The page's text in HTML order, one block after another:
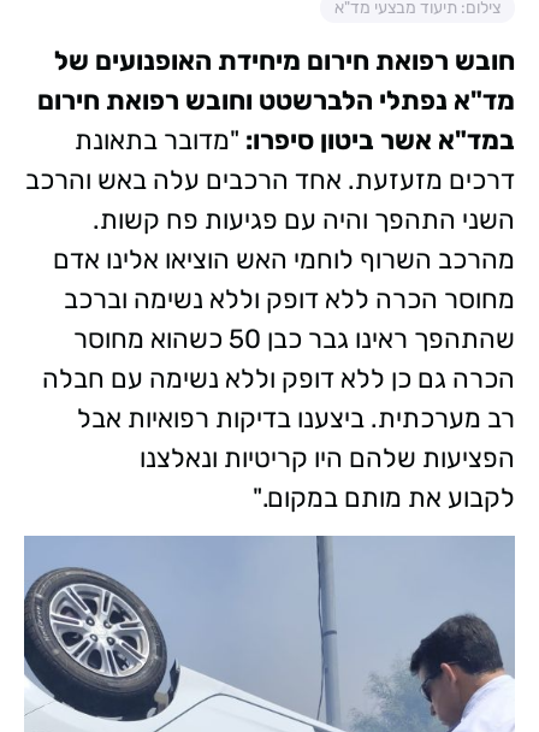
צילום: תיעוד מבצעי מד"א
חובש רפואת חירום מיחידת האופנועים של
מד"א נפתלי הלברשטט וחובש רפואת חירום
במד"א אשר ביטון סיפרו: "מדובר בתאונת
דרכים מזעזעת. אחד הרכבים עלה באש והרכב
השני התהפך והיה עם פגיעות פח קשות.
מהרכב השרוף לוחמי האש הוציאו אלינו אדם
מחוסר הכרה ללא דופק וללא נשימה וברכב
שהתהפך ראינו גבר כבן 50 כשהוא מחוסר
הכרה גם כן ללא דופק וללא נשימה עם חבלה
רב מערכתית. ביצענו בדיקות רפואיות אבל
הפציעות שלהם היו קריטיות ונאלצנו
לקבוע את מותם במקום."